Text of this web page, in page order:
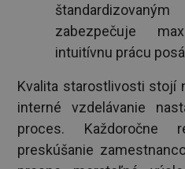
zabezpečuje
intuitívnu prácu
Kvalita starostlivosti stojí
interné vzdelávanie
proces. Každoročne
preskúšanie